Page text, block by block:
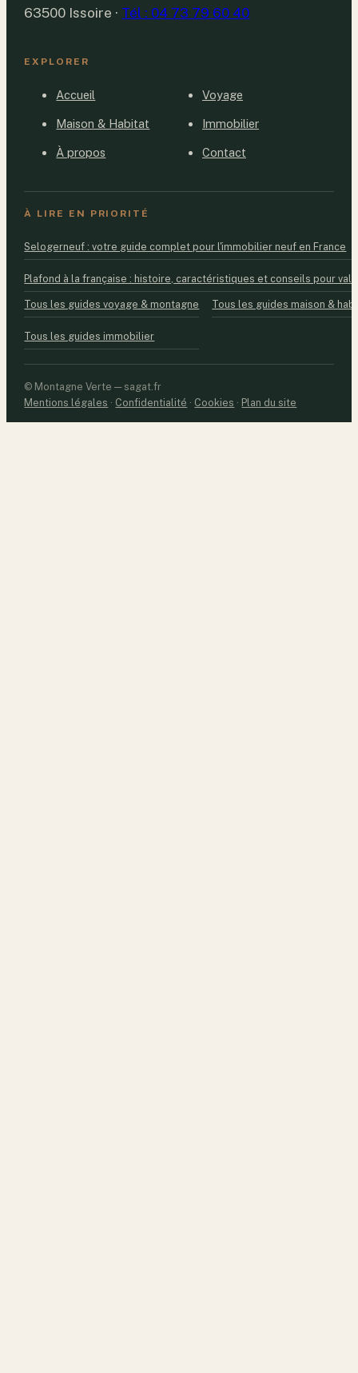
63500 Issoire · Tél : 04 73 79 60 40
EXPLORER
Accueil Voyage
Maison & Habitat Immobilier
À propos Contact
À LIRE EN PRIORITÉ
Selogerneuf : votre guide complet pour l'immobilier neuf en France
Plafond à la française : histoire, caractéristiques et conseils pour
Tous les guides voyage & montagne Tous les guides maison &
Tous les guides immobilier
© Montagne Verte — sagat.fr
Mentions légales · Confidentialité · Cookies · Plan du site